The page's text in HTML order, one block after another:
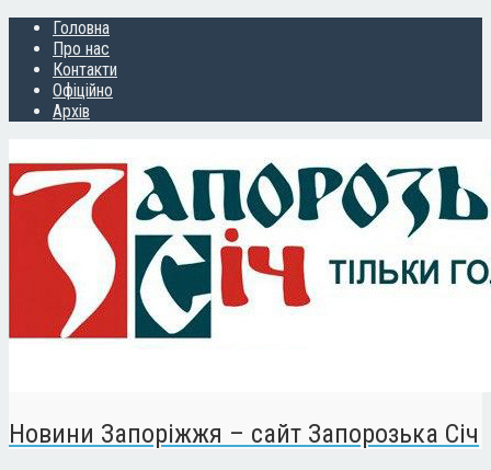
Головна
Про нас
Контакти
Офіційно
Архів
Новини Запоріжжя – сайт Запорозька Січ